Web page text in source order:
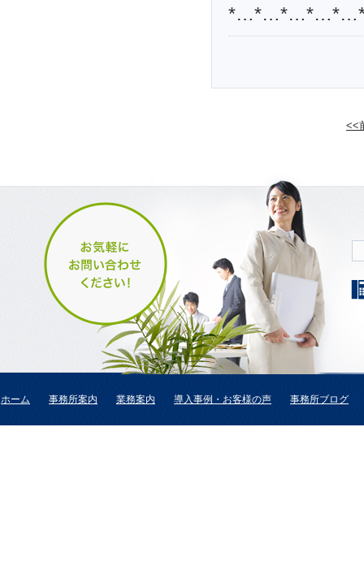
<<
ホーム 事務所案内 業務案内 導入事例・お客様の声 事務所ブログ